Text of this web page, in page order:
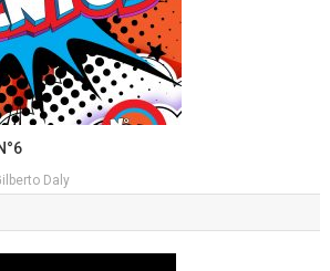
Daly